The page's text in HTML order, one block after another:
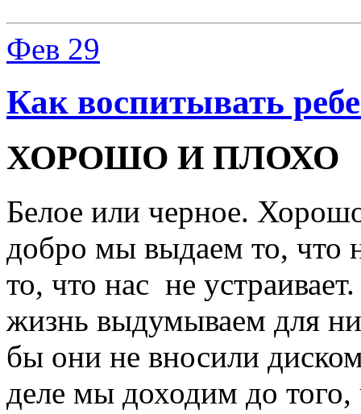
Фев 29
Как воспитывать
ХОРОШО И ПЛОХО
Белое или черное.
добро мы выдаем то, что
то, что нас не
жизнь выдумываем для
бы они не вносили
деле мы доходим до того,